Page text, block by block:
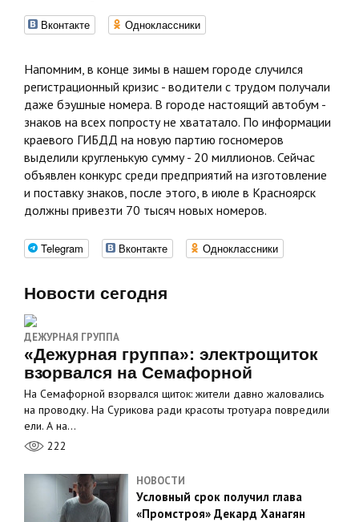
Вконтакте Одноклассники
Напомним, в конце зимы в нашем городе случился
регистрационный кризис - водители с трудом получали
даже бэушные номера. В городе настоящий автобум -
знаков на всех попросту не хвататало. По информации
краевого ГИБДД на новую партию госномеров
выделили кругленькую сумму - 20 миллионов. Сейчас
объявлен конкурс среди предприятий на изготовление
и поставку знаков, после этого, в июле в Красноярск
должны привезти 70 тысяч новых номеров.
Telegram Вконтакте Одноклассники
Новости сегодня
ДЕЖУРНАЯ ГРУППА
«Дежурная группа»: электрощиток
взорвался на Семафорной
На Семафорной взорвался щиток: жители давно жаловались
на проводку. На Сурикова ради красоты тротуара повредили
ели. А на…
222
НОВОСТИ
Условный срок получил глава
«Промстроя» Декард Ханагян